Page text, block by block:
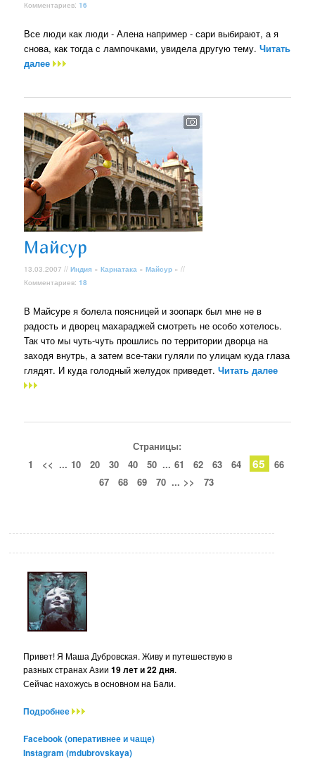
Комментариев:16
Все люди как люди - Алена например - сари выбирают, а я
снова, как тогда с лампочками, увидела другую тему.Читать
далее
Майсур
13.03.2007 //Индия »Карнатака »Майсур » //
Комментариев:18
В Майсуре я болела поясницей и зоопарк был мне не в
радость и дворец махараджей смотреть не особо хотелось.
Так что мы чуть-чуть прошлись по территории дворца на
заходя внутрь, а затем все-таки гуляли по улицам куда глаза
глядят. И куда голодный желудок приведет.Читать далее
Страницы:
1
<< ... 10 20 30 40 50 ... 61 62 63 64 65
66
67
68 69 70 ... >> 73
Привет! Я Маша Дубровская. Живу и путешествую в
разных странах Азии19 лет и 22 дня.
Сейчас нахожусь в основном на Бали.
Подробнее
Facebook (оперативнее и чаще)
Instagram (mdubrovskaya)